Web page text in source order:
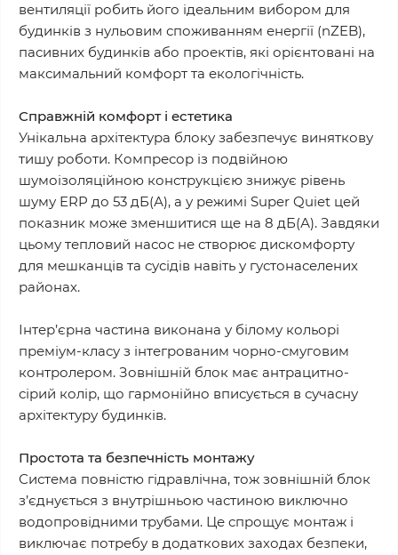
вентиляції робить його ідеальним вибором для
будинків з нульовим споживанням енергії (nZEB),
пасивних будинків або проектів, які орієнтовані на
максимальний комфорт та екологічність.
Справжній комфорт і естетика
Унікальна архітектура блоку забезпечує виняткову
тишу роботи. Компресор із подвійною
шумоізоляційною конструкцією знижує рівень
шуму ERP до 53 дБ(А), а у режимі Super Quiet цей
показник може зменшитися ще на 8 дБ(А). Завдяки
цьому тепловий насос не створює дискомфорту
для мешканців та сусідів навіть у густонаселених
районах.
Інтер’єрна частина виконана у білому кольорі
преміум-класу з інтегрованим чорно-смуговим
контролером. Зовнішній блок має антрацитно-
сірий колір, що гармонійно вписується в сучасну
архітектуру будинків.
Простота та безпечність монтажу
Система повністю гідравлічна, тож зовнішній блок
з’єднується з внутрішньою частиною виключно
водопровідними трубами. Це спрощує монтаж і
виключає потребу в додаткових заходах безпеки,